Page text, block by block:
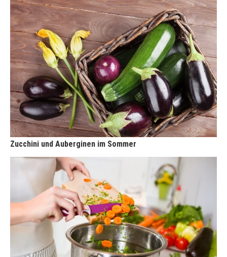
Zucchini und Auberginen im Sommer